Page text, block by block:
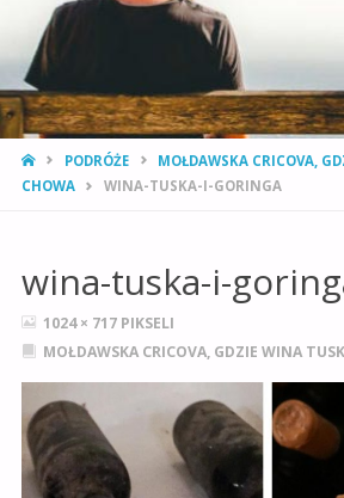
STRONA
GŁÓWNA
PODRÓŻE
MOŁDAWSKA CRICOVA,
CHOWA
WINA-TUSKA-I-GORINGA
wina-tuska-i-
PEŁNY
ROZMIAR
1024 × 717 PIKSELI
MOŁDAWSKA CRICOVA, GDZIE WINA